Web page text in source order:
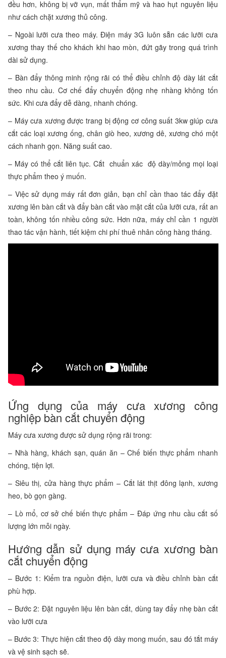
đều hơn, không bị vỡ vụn, mất thẩm mỹ và hao hụt nguyên liệu
như cách chặt xương thủ công.
– Ngoài lưỡi cưa theo máy. Điện máy 3G luôn sẵn các lưỡi cưa
xương thay thế cho khách khi hao mòn, đứt gãy trong quá trình
dài sử dụng.
– Bàn đẩy thông minh rộng rãi có thể điều chỉnh độ dày lát cắt
theo nhu cầu. Cơ chế đẩy chuyển động nhẹ nhàng không tốn
sức. Khi cưa đẩy dễ dàng, nhanh chóng.
– Máy cưa xương được trang bị động cơ công suất 3kw giúp cưa
cắt các loại xương ống, chân giò heo, xương dê, xương chó một
cách nhanh gọn. Năng suất cao.
– Máy có thể cắt liên tục. Cắt chuẩn xác độ dày/mỏng mọi loại
thực phẩm theo ý muốn.
– Việc sử dụng máy rất đơn giản, bạn chỉ cần thao tác đẩy đặt
xương lên bàn cắt và đẩy bàn cắt vào mặt cắt của lưỡi cưa, rất an
toàn, không tốn nhiều công sức. Hơn nữa, máy chỉ cần 1 người
thao tác vận hành, tiết kiệm chi phí thuê nhân công hàng tháng.
Ứng dụng của máy cưa xương công
nghiệp bàn cắt chuyển động
Máy cưa xương được sử dụng rộng rãi trong:
– Nhà hàng, khách sạn, quán ăn – Chế biến thực phẩm nhanh
chóng, tiện lợi.
– Siêu thị, cửa hàng thực phẩm – Cắt lát thịt đông lạnh, xương
heo, bò gọn gàng.
– Lò mổ, cơ sở chế biến thực phẩm – Đáp ứng nhu cầu cắt số
lượng lớn mỗi ngày.
Hướng dẫn sử dụng máy cưa xương bàn
cắt chuyển động
– Bước 1: Kiểm tra nguồn điện, lưỡi cưa và điều chỉnh bàn cắt
phù hợp.
– Bước 2: Đặt nguyên liệu lên bàn cắt, dùng tay đẩy nhẹ bàn cắt
vào lưỡi cưa
– Bước 3: Thực hiện cắt theo độ dày mong muốn, sau đó tắt máy
và vệ sinh sạch sẽ.